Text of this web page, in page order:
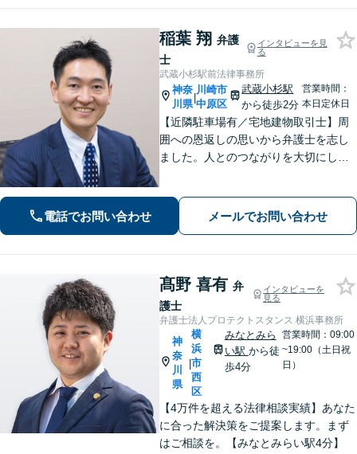
稲葉 翔 弁護
士
インタビューを見
る
武蔵小杉駅前法律事務所
神奈
川県
|
川崎市
中原区
武蔵小杉駅
から徒歩2分
営業時間：
本日定休日
【近隣駐車場有／宅地建物取引士】周
囲への恩返しの思いから弁護士を志し
ました。人とのつながりを大切にし、
力になれるよう尽力いたしますので、
一人で抱え込まず、まずはご相談くだ
電話でお問い合わせ メールでお問い合わせ
髙野 喜有 弁
護士
インタビューを
見る
弁護士法人プロテクトスタンス 横浜事務所
神
奈
川
県
|
横
浜
市
西
区
みなとみら
い駅 から徒
歩4分
営業時間：09:00
~19:00（土日祝
日）
【4万件を超える法律相談実績】あなた
に合った解決策をご提案します。まず
はご相談を。【みなとみらい駅4分】